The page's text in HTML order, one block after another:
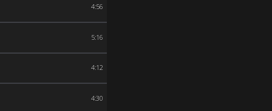
4:56
5:16
4:12
4:30